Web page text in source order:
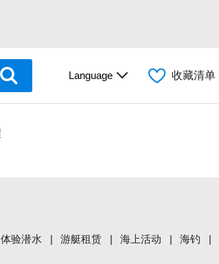
Language 收藏清单
体验潜水 游艇租赁 海上活动 海钓